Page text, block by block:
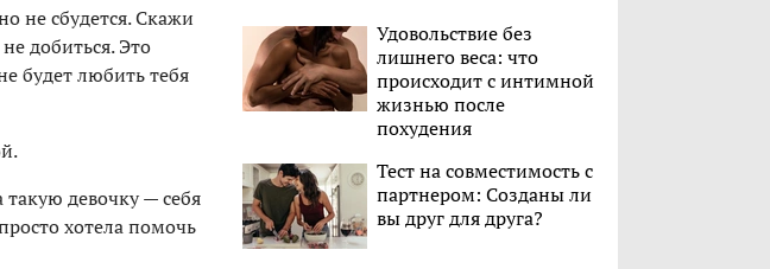
не сбудется. Скажи
добиться. Это
будет любить тебя
такую девочку — себя
хотела помочь
Удовольствие без
лишнего веса: что
происходит с интимной
жизнью после
похудения
Тест на совместимость с
партнером: Созданы ли
вы друг для друга?